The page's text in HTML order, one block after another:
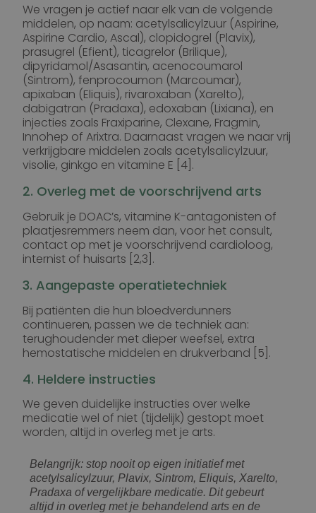
We vragen je actief naar elk van de volgende
middelen, op naam: acetylsalicylzuur (Aspirine,
Aspirine Cardio, Ascal), clopidogrel (Plavix),
prasugrel (Efient), ticagrelor (Brilique),
dipyridamol/Asasantin, acenocoumarol
(Sintrom), fenprocoumon (Marcoumar),
apixaban (Eliquis), rivaroxaban (Xarelto),
dabigatran (Pradaxa), edoxaban (Lixiana), en
injecties zoals Fraxiparine, Clexane, Fragmin,
Innohep of Arixtra. Daarnaast vragen we naar vrij
verkrijgbare middelen zoals acetylsalicylzuur,
visolie, ginkgo en vitamine E [4].
2. Overleg met de voorschrijvend arts
Gebruik je DOAC’s, vitamine K-antagonisten of
plaatjesremmers neem dan, voor het consult,
contact op met je voorschrijvend cardioloog,
internist of huisarts [2,3].
3. Aangepaste operatietechniek
Bij patiënten die hun bloedverdunners
continueren, passen we de techniek aan:
terughoudender met dieper weefsel, extra
hemostatische middelen en drukverband [5].
4. Heldere instructies
We geven duidelijke instructies over welke
medicatie wel of niet (tijdelijk) gestopt moet
worden, altijd in overleg met je arts.
Belangrijk: stop nooit op eigen initiatief met
acetylsalicylzuur, Plavix, Sintrom, Eliquis, Xarelto,
Pradaxa of vergelijkbare medicatie. Dit gebeurt
altijd in overleg met je behandelend arts en de